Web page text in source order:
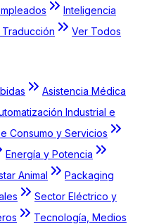
Inteligencia
Ver Todos
Asistencia Médica
Industrial e
Consumo y Servicios
Energía y Potencia
Animal
Packaging
Sector Eléctrico y
Tecnología, Medios